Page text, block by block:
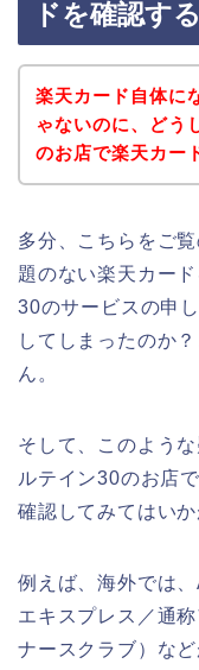
ドを確認する
楽天カード自体に
ゃないのに、どう
のお店で楽天カー
多分、こちらをご
題のない楽天カー
30のサービスの申
してしまったのか
ん。
そして、このよう
ルテイン30のお店
確認してみてはい
例えば、海外では
エキスプレス／通
ナースクラブ）な